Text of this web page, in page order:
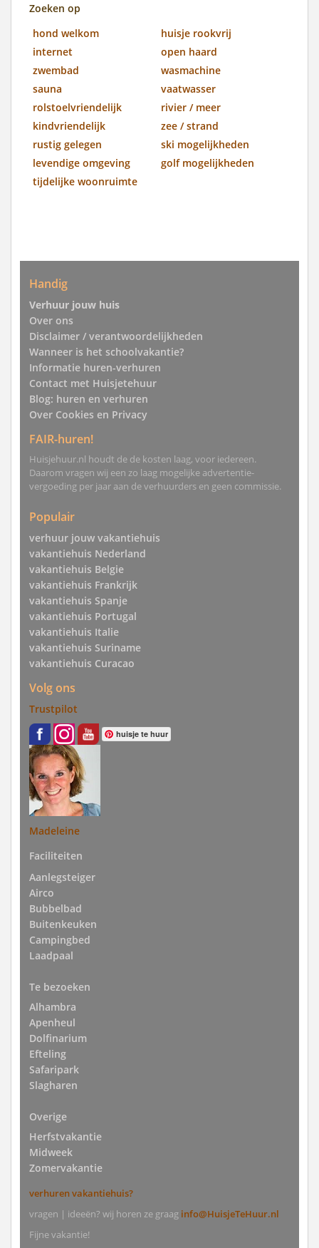
Zoeken op
hond welkom
huisje rookvrij
internet
open haard
zwembad
wasmachine
sauna
vaatwasser
rolstoelvriendelijk
rivier / meer
kindvriendelijk
zee / strand
rustig gelegen
ski mogelijkheden
levendige omgeving
golf mogelijkheden
tijdelijke woonruimte
Handig
Verhuur jouw huis
Over ons
Disclaimer / verantwoordelijkheden
Wanneer is het schoolvakantie?
Informatie huren-verhuren
Contact met Huisjetehuur
Blog: huren en verhuren
Over Cookies en Privacy
FAIR-huren!
Huisjehuur.nl houdt de de kosten laag, voor iedereen.
Daarom vragen wij een zo laag mogelijke advertentie-
vergoeding per jaar aan de verhuurders en geen commissie.
Populair
verhuur jouw vakantiehuis
vakantiehuis Nederland
vakantiehuis Belgie
vakantiehuis Frankrijk
vakantiehuis Spanje
vakantiehuis Portugal
vakantiehuis Italie
vakantiehuis Suriname
vakantiehuis Curacao
Volg ons
Trustpilot
huisje te huur
Madeleine
Faciliteiten
Aanlegsteiger
Airco
Bubbelbad
Buitenkeuken
Campingbed
Laadpaal
Te bezoeken
Alhambra
Apenheul
Dolfinarium
Efteling
Safaripark
Slagharen
Overige
Herfstvakantie
Midweek
Zomervakantie
verhuren vakantiehuis?
vragen | ideeën? wij horen ze graag info@HuisjeTeHuur.nl
Fijne vakantie!